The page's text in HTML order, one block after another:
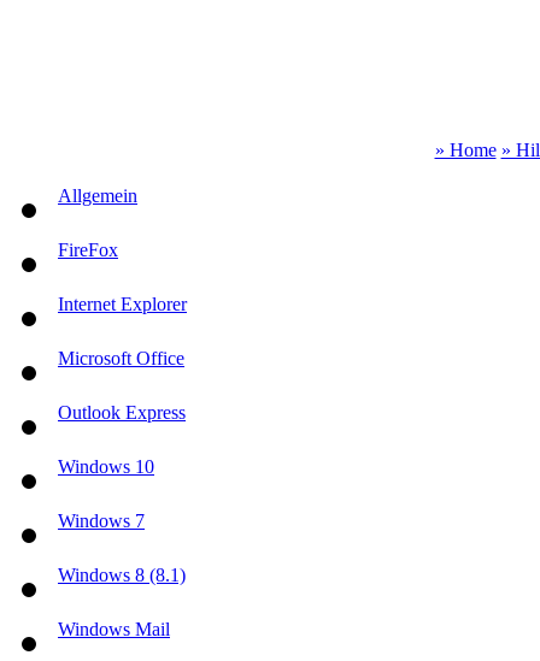
» Home »
Allgemein
FireFox
Internet Explorer
Microsoft Office
Outlook Express
Windows 10
Windows 7
Windows 8 (8.1)
Windows Mail